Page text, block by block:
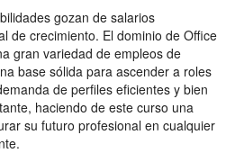
gozan de salarios
de crecimiento. El dominio de Office
gran variedad de empleos de
base sólida para ascender a roles
de perfiles eficientes y bien
haciendo de este curso una
su futuro profesional en cualquier